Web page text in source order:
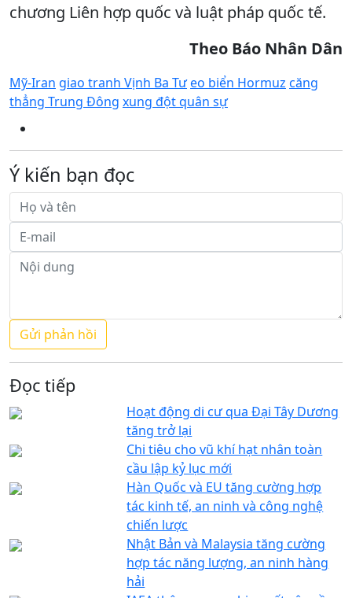
chương Liên hợp quốc và luật pháp quốc tế.
Theo Báo Nhân Dân
Mỹ-Iran giao tranh Vịnh Ba Tưeo biển Hormuz căng
thẳng Trung Đông xung đột quân sự
Ý kiến bạn đọc
Đọc tiếp
Hoạt động di cư qua Đại Tây Dương
tăng trở lại
Chi tiêu cho vũ khí hạt nhân toàn
cầu lập kỷ lục mới
Hàn Quốc và EU tăng cường hợp
tác kinh tế, an ninh và công nghệ
chiến lược
Nhật Bản và Malaysia tăng cường
hợp tác năng lượng, an ninh hàng
hải